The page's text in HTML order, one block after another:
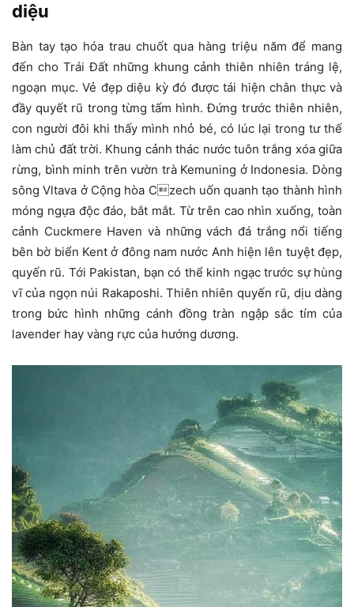
diệu
Bàn tay tạo hóa trau chuốt qua hàng triệu năm để mang
đến cho Trái Đất những khung cảnh thiên nhiên tráng lệ,
ngoạn mục. Vẻ đẹp diệu kỳ đó được tái hiện chân thực và
đầy quyết rũ trong từng tấm hình. Đứng trước thiên nhiên,
con người đôi khi thấy mình nhỏ bé, có lúc lại trong tư thế
làm chủ đất trời. Khung cảnh thác nước tuôn trắng xóa giữa
rừng, bình minh trên vườn trà Kemuning ở Indonesia. Dòng
sông Vltava ở Cộng hòa Czech uốn quanh tạo thành hình
móng ngựa độc đáo, bắt mắt. Từ trên cao nhìn xuống, toàn
cảnh Cuckmere Haven và những vách đá trắng nổi tiếng
bên bờ biển Kent ở đông nam nước Anh hiện lên tuyệt đẹp,
quyến rũ. Tới Pakistan, bạn có thể kinh ngạc trước sự hùng
vĩ của ngọn núi Rakaposhi. Thiên nhiên quyến rũ, dịu dàng
trong bức hình những cánh đồng tràn ngập sắc tím của
lavender hay vàng rực của hướng dương.